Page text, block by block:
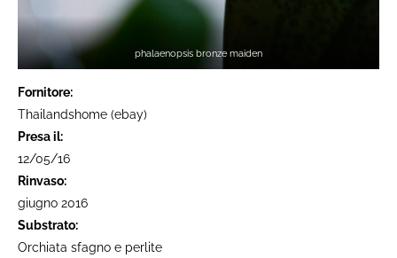
phalaenopsis bronze maiden
Fornitore:
Thailandshome (ebay)
Presa il:
12/05/16
Rinvaso:
giugno 2016
Substrato:
Orchiata sfagno e perlite